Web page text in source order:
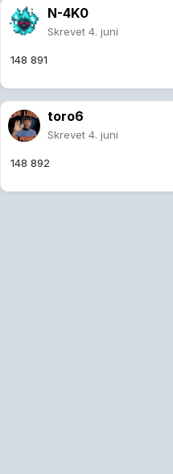
N-4K0
Skrevet 4. juni
148 891
toro6
Skrevet 4. juni
148 892